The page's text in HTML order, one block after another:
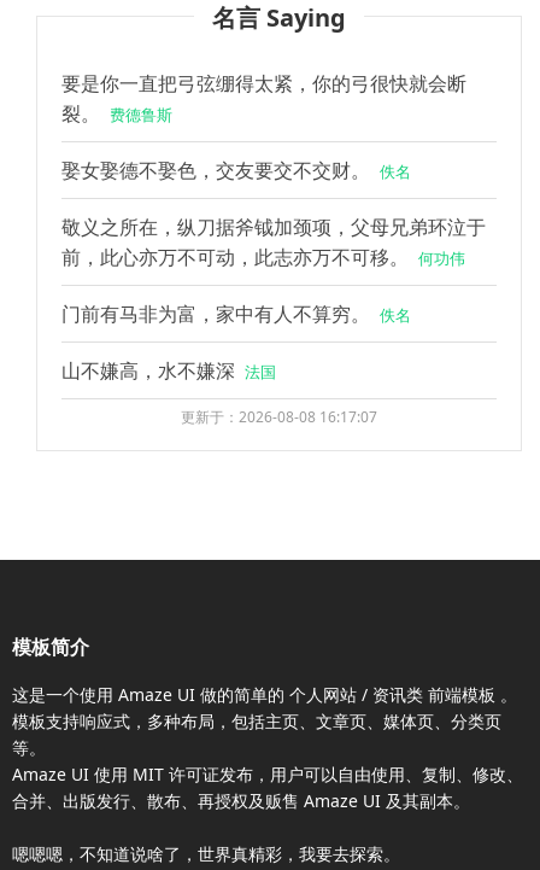
名言 Saying
要是你一直把弓弦绷得太紧，你的弓很快就会断
裂。
费德鲁斯
娶女娶德不娶色，交友要交不交财。 佚名
敬义之所在，纵刀据斧钺加颈项，父母兄弟环泣于
前，此心亦万不可动，此志亦万不可移。
何功伟
门前有马非为富，家中有人不算穷。 佚名
山不嫌高，水不嫌深 法国
更新于：2026-08-08 16:17:07
模板简介
这是一个使用 Amaze UI 做的简单的 个人网站 / 资讯类 前端模板 。
模板支持响应式，多种布局，包括主页、文章页、媒体页、分类页
等。
Amaze UI 使用 MIT 许可证发布，用户可以自由使用、复制、修改、
合并、出版发行、散布、再授权及贩售 Amaze UI 及其副本。
嗯嗯嗯，不知道说啥了，世界真精彩，我要去探索。